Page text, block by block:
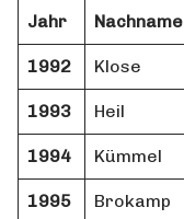
Jahr Nachname
1992 Klose
1993 Heil
1994 Kümmel
1995 Brokamp